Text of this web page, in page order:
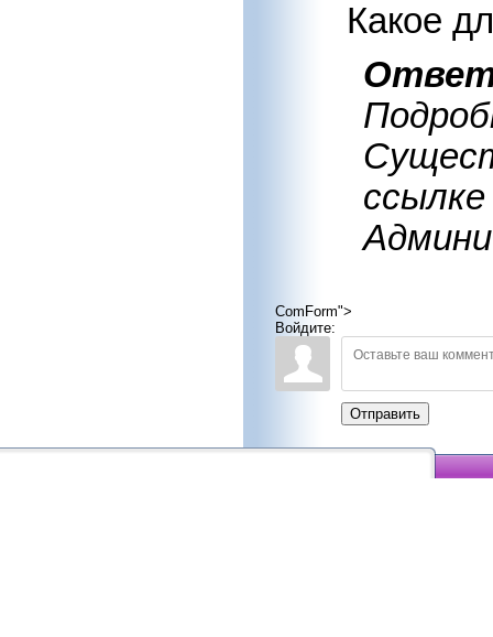
Какое
ComForm">
Войдите:
Отправить